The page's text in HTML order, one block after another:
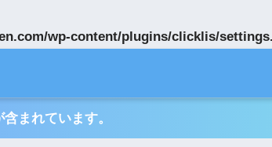
wp-content/plugins/clicklis/
まれています。